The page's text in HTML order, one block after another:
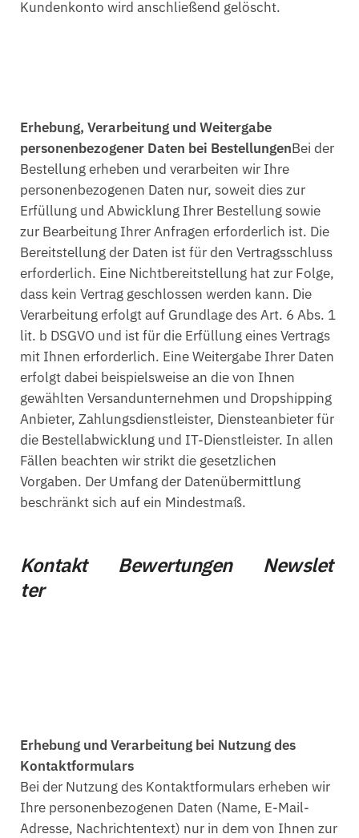
Kundenkonto wird anschließend gelöscht.
Erhebung, Verarbeitung und Weitergabe
personenbezogener Daten bei BestellungenBei der
Bestellung erheben und verarbeiten wir Ihre
personenbezogenen Daten nur, soweit dies zur
Erfüllung und Abwicklung Ihrer Bestellung sowie
zur Bearbeitung Ihrer Anfragen erforderlich ist. Die
Bereitstellung der Daten ist für den Vertragsschluss
erforderlich. Eine Nichtbereitstellung hat zur Folge,
dass kein Vertrag geschlossen werden kann. Die
Verarbeitung erfolgt auf Grundlage des Art. 6 Abs. 1
lit. b DSGVO und ist für die Erfüllung eines Vertrags
mit Ihnen erforderlich. Eine Weitergabe Ihrer Daten
erfolgt dabei beispielsweise an die von Ihnen
gewählten Versandunternehmen und Dropshipping
Anbieter, Zahlungsdienstleister, Diensteanbieter für
die Bestellabwicklung und IT-Dienstleister. In allen
Fällen beachten wir strikt die gesetzlichen
Vorgaben. Der Umfang der Datenübermittlung
beschränkt sich auf ein Mindestmaß.
Kontakt Bewertungen
Newslet
ter
Erhebung und Verarbeitung bei Nutzung des
Kontaktformulars
Bei der Nutzung des Kontaktformulars erheben wir
Ihre personenbezogenen Daten (Name, E-Mail-
Adresse, Nachrichtentext) nur in dem von Ihnen zur